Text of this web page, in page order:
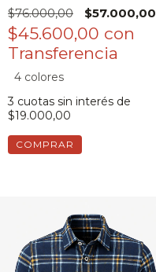
$76.000,00
$57.000,00
$45.600,00 con
4 colores
3 cuotas sin interés de
$19.000,00
COMPRAR